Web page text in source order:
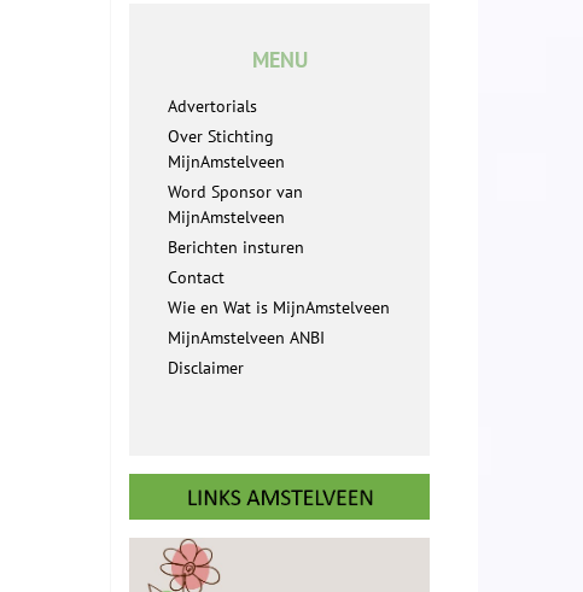
MENU
Advertorials
Over Stichting
MijnAmstelveen
Word Sponsor van
MijnAmstelveen
Berichten insturen
Contact
Wie en Wat is MijnAmstelveen
MijnAmstelveen ANBI
Disclaimer